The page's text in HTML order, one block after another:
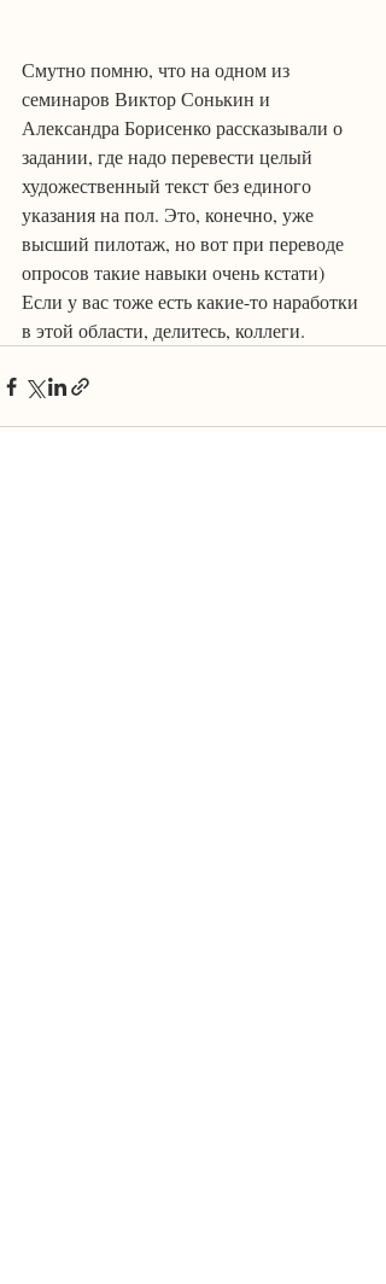
Смутно помню, что на одном из
семинаров Виктор Сонькин и
Александра Борисенко рассказывали о
задании, где надо перевести целый
художественный текст без единого
указания на пол. Это, конечно, уже
высший пилотаж, но вот при переводе
опросов такие навыки очень кстати)
Если у вас тоже есть какие-то наработки
в этой области, делитесь, коллеги.